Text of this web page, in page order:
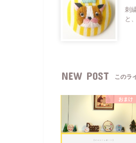
刺
と
NEW POST このラ
おまけ